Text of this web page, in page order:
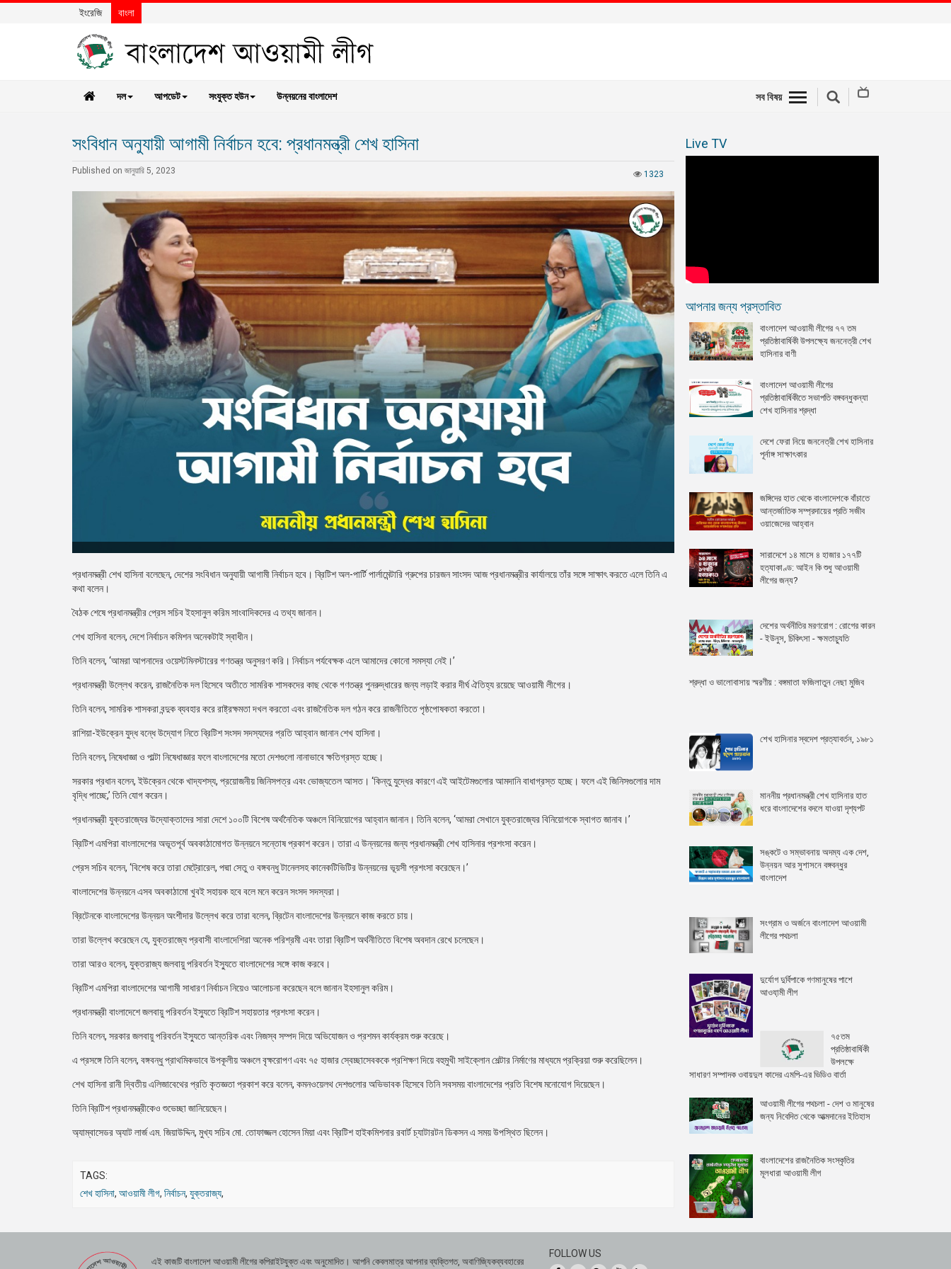
ইংরেজি বাংলা
দল আপডেট সংযুক্ত হউন উন্নয়নের বাংলাদেশ সব বিষয়
সংবিধান অনুযায়ী আগামী নির্বাচন হবে: প্রধানমন্ত্রী শেখ হাসিনা
1323
Published on জানুয়ারি 5, 2023
প্রধানমন্ত্রী শেখ হাসিনা বলেছেন, দেশের সংবিধান অনুযায়ী আগামী নির্বাচন হবে। ব্রিটিশ অল-পার্টি পার্লামেন্টারি গ্রুপের চারজন সাংসদ আজ প্রধানমন্ত্রীর কার্যালয়ে তাঁর সঙ্গে সাক্ষাৎ করতে এলে তিনি এ
কথা বলেন।
বৈঠক শেষে প্রধানমন্ত্রীর প্রেস সচিব ইহসানুল করিম সাংবাদিকদের এ তথ্য জানান।
শেখ হাসিনা বলেন, দেশে নির্বাচন কমিশন অনেকটাই স্বাধীন।
তিনি বলেন, ‘আমরা আপনাদের ওয়েস্টমিনস্টারের গণতন্ত্র অনুসরণ করি। নির্বাচন পর্যবেক্ষক এলে আমাদের কোনো সমস্যা নেই।’
প্রধানমন্ত্রী উল্লেখ করেন, রাজনৈতিক দল হিসেবে অতীতে সামরিক শাসকদের কাছ থেকে গণতন্ত্র পুনরুদ্ধারের জন্য লড়াই করার দীর্ঘ ঐতিহ্য রয়েছে আওয়ামী লীগের।
তিনি বলেন, সামরিক শাসকরা বন্দুক ব্যবহার করে রাষ্ট্রক্ষমতা দখল করতো এবং রাজনৈতিক দল গঠন করে রাজনীতিতে পৃষ্ঠপোষকতা করতো।
রাশিয়া-ইউক্রেন যুদ্ধ বন্ধে উদ্যোগ নিতে ব্রিটিশ সংসদ সদস্যদের প্রতি আহ্বান জানান শেখ হাসিনা।
তিনি বলেন, নিষেধাজ্ঞা ও পাল্টা নিষেধাজ্ঞার ফলে বাংলাদেশের মতো দেশগুলো নানাভাবে ক্ষতিগ্রস্ত হচ্ছে।
সরকার প্রধান বলেন, ইউক্রেন থেকে খাদ্যশস্য, প্রয়োজনীয় জিনিসপত্র এবং ভোজ্যতেল আসত। ‘কিন্তু যুদ্ধের কারণে এই আইটেমগুলোর আমদানি বাধাগ্রস্ত হচ্ছে। ফলে এই জিনিসগুলোর দাম
বৃদ্ধি পাচ্ছে,’ তিনি যোগ করেন।
প্রধানমন্ত্রী যুক্তরাজ্যের উদ্যোক্তাদের সারা দেশে ১০০টি বিশেষ অর্থনৈতিক অঞ্চলে বিনিয়োগের আহ্বান জানান। তিনি বলেন, ‘আমরা সেখানে যুক্তরাজ্যের বিনিয়োগকে স্বাগত জানাব।’
ব্রিটিশ এমপিরা বাংলাদেশের অভূতপূর্ব অবকাঠামোগত উন্নয়নে সন্তোষ প্রকাশ করেন। তারা এ উন্নয়নের জন্য প্রধানমন্ত্রী শেখ হাসিনার প্রশংসা করেন।
প্রেস সচিব বলেন, ‘বিশেষ করে তারা মেট্রোরেল, পদ্মা সেতু ও বঙ্গবন্ধু টানেলসহ কানেকটিভিটির উন্নয়নের ভূয়সী প্রশংসা করেছেন।’
বাংলাদেশের উন্নয়নে এসব অবকাঠামো খুবই সহায়ক হবে বলে মনে করেন সংসদ সদস্যরা।
ব্রিটেনকে বাংলাদেশের উন্নয়ন অংশীদার উল্লেখ করে তারা বলেন, ব্রিটেন বাংলাদেশের উন্নয়নে কাজ করতে চায়।
তারা উল্লেখ করেছেন যে, যুক্তরাজ্যে প্রবাসী বাংলাদেশিরা অনেক পরিশ্রমী এবং তারা ব্রিটিশ অর্থনীতিতে বিশেষ অবদান রেখে চলেছেন।
তারা আরও বলেন, যুক্তরাজ্য জলবায়ু পরিবর্তন ইস্যুতে বাংলাদেশের সঙ্গে কাজ করবে।
ব্রিটিশ এমপিরা বাংলাদেশের আগামী সাধারণ নির্বাচন নিয়েও আলোচনা করেছেন বলে জানান ইহসানুল করিম।
প্রধানমন্ত্রী বাংলাদেশে জলবায়ু পরিবর্তন ইস্যুতে ব্রিটিশ সহায়তার প্রশংসা করেন।
তিনি বলেন, সরকার জলবায়ু পরিবর্তন ইস্যুতে আন্তরিক এবং নিজস্ব সম্পদ দিয়ে অভিযোজন ও প্রশমন কার্যক্রম শুরু করেছে।
এ প্রসঙ্গে তিনি বলেন, বঙ্গবন্ধু প্রাথমিকভাবে উপকূলীয় অঞ্চলে বৃক্ষরোপণ এবং ৭৫ হাজার স্বেচ্ছাসেবককে প্রশিক্ষণ দিয়ে বহুমুখী সাইক্লোন শেল্টার নির্মাণের মাধ্যমে প্রক্রিয়া শুরু করেছিলেন।
শেখ হাসিনা রানী দ্বিতীয় এলিজাবেথের প্রতি কৃতজ্ঞতা প্রকাশ করে বলেন, কমনওয়েলথ দেশগুলোর অভিভাবক হিসেবে তিনি সবসময় বাংলাদেশের প্রতি বিশেষ মনোযোগ দিয়েছেন।
তিনি ব্রিটিশ প্রধানমন্ত্রীকেও শুভেচ্ছা জানিয়েছেন।
অ্যাম্বাসেডর অ্যাট লার্জ এম. জিয়াউদ্দিন, মুখ্য সচিব মো. তোফাজ্জল হোসেন মিয়া এবং ব্রিটিশ হাইকমিশনার রবার্ট চ্যাটারটন ডিকসন এ সময় উপস্থিত ছিলেন।
TAGS:
শেখ হাসিনা, আওয়ামী লীগ, নির্বাচন, যুক্তরাজ্য,
Live TV
আপনার জন্য প্রস্তাবিত
বাংলাদেশ আওয়ামী লীগের ৭৭ তম
প্রতিষ্ঠাবার্ষিকী উপলক্ষ্যে জননেত্রী শেখ
হাসিনার বাণী
বাংলাদেশ আওয়ামী লীগের
প্রতিষ্ঠাবার্ষিকীতে সভাপতি বঙ্গবন্ধুকন্যা
শেখ হাসিনার শ্রদ্ধা
দেশে ফেরা নিয়ে জননেত্রী শেখ হাসিনার
পূর্নাঙ্গ সাক্ষাৎকার
জঙ্গিদের হাত থেকে বাংলাদেশকে বাঁচাতে
আন্তর্জাতিক সম্প্রদায়ের প্রতি সজীব
ওয়াজেদের আহ্বান
সারাদেশে ১৪ মাসে ৪ হাজার ১৭৭টি
হত্যাকাণ্ড: আইন কি শুধু আওয়ামী
লীগের জন্য?
দেশের অর্থনীতির মরণরোগ : রোগের কারন
- ইউনুস, চিকিৎসা - ক্ষমতাচ্যুতি
শ্রদ্ধা ও ভালোবাসায় স্মরণীয় : বঙ্গমাতা ফজিলাতুন নেছা মুজিব
শেখ হাসিনার স্বদেশ প্রত্যাবর্তন, ১৯৮১
মাননীয় প্রধানমন্ত্রী শেখ হাসিনার হাত
ধরে বাংলাদেশের বদলে যাওয়া দৃশ্যপট
সঙ্কটে ও সম্ভাবনায় অদম্য এক দেশ,
উন্নয়ন আর সুশাসনে বঙ্গবন্ধুর
বাংলাদেশ
সংগ্রাম ও অর্জনে বাংলাদেশ আওয়ামী
লীগের পথচলা
দুর্যোগ দুর্বিপাকে গণমানুষের পাশে
আওযা়মী লীগ
৭৫তম
প্রতিষ্ঠাবার্ষিকী
উপলক্ষে
সাধারণ সম্পাদক ওবায়দুল কাদের এমপি-এর ভিডিও বার্তা
আওয়ামী লীগের পথচলা - দেশ ও মানুষের
জন্য নিবেদিত থেকে আত্মদানের ইতিহাস
বাংলাদেশের রাজনৈতিক সংস্কৃতির
মূলধারা আওয়ামী লীগ
এই কাজটি বাংলাদেশ আওয়ামী লীগের কপিরাইটযুক্ত এবং অনুমোদিত। আপনি কেবলমাত্র আপনার ব্যক্তিগত, অবাণিজ্যিকব্যবহারের
FOLLOW US